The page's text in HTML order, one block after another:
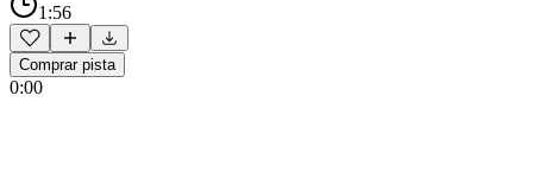
1:56
Comprar pista
0:00